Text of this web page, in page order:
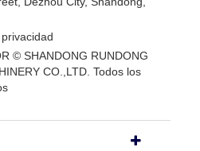
© SHANDONG RUNDONG
CO.,LTD. Todos los